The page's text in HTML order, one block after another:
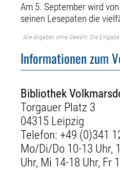
Am 5. September wird
seinen Lesepaten die
Alle Angaben ohne Gewähr. Die
Informationen zum
Bibliothek
Torgauer Platz 3
04315 Leipzig
Telefon: +49 (0)341
Mo/Di/Do 10-13 Uhr,
Uhr, Mi 14-18 Uhr, Fr